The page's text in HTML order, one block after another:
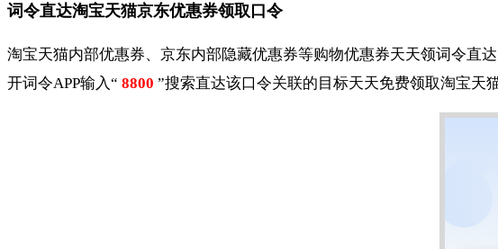
词令直达淘宝天猫京东优惠券领取口令
淘宝天猫内部优惠券、京东内部隐藏优惠券等购物优惠券天天领词令直
开词令APP输入“ 8800 ”搜索直达该口令关联的目标天天免费领取淘宝天